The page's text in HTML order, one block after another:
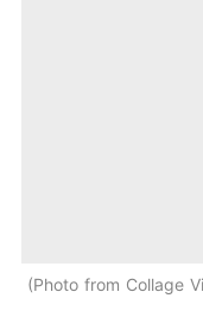
Photo from Collage